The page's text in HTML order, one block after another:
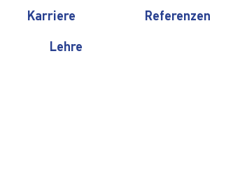
Karriere
Lehre
Referenzen